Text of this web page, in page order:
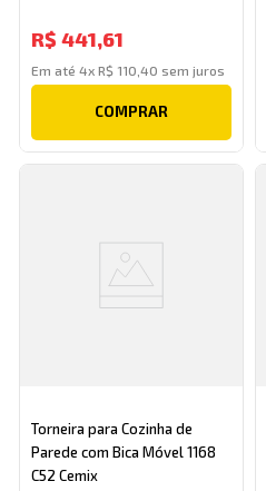
R$ 441,61
Em até4xR$ 110 ,40 sem juros
COMPRAR
Torneira para Cozinha de
Parede com Bica Móvel 1168
C52 Cemix